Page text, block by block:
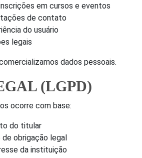
em cursos e eventos
de contato
do usuário
legais
dados pessoais.
(LGPD)
ocorre com base:
do titular
obrigação legal
da instituição